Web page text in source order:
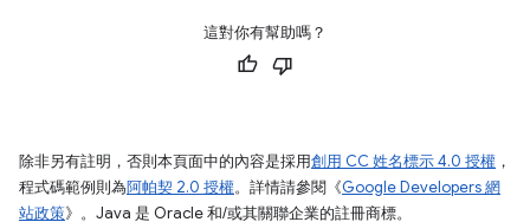
這對你有幫助嗎？
除非另有註明，否則本頁面中的內容是採用創用 CC 姓名標示 4.0 授權 ，
程式碼範例則為阿帕契 2.0 授權。詳情請參閱《Google Developers 網
站政策》。Java 是 Oracle 和/或其關聯企業的註冊商標。